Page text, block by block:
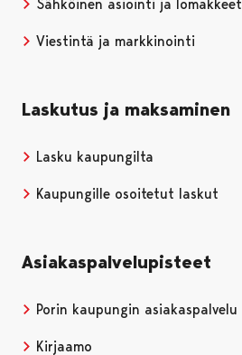
Sähköinen asiointi ja lomakkeet
Viestintä ja markkinointi
Laskutus ja maksaminen
Lasku kaupungilta
Kaupungille osoitetut laskut
Asiakaspalvelupisteet
Porin kaupungin asiakaspalvelu
Kirjaamo